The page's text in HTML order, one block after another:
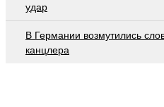
удар
В Германии возмутились
канцлера